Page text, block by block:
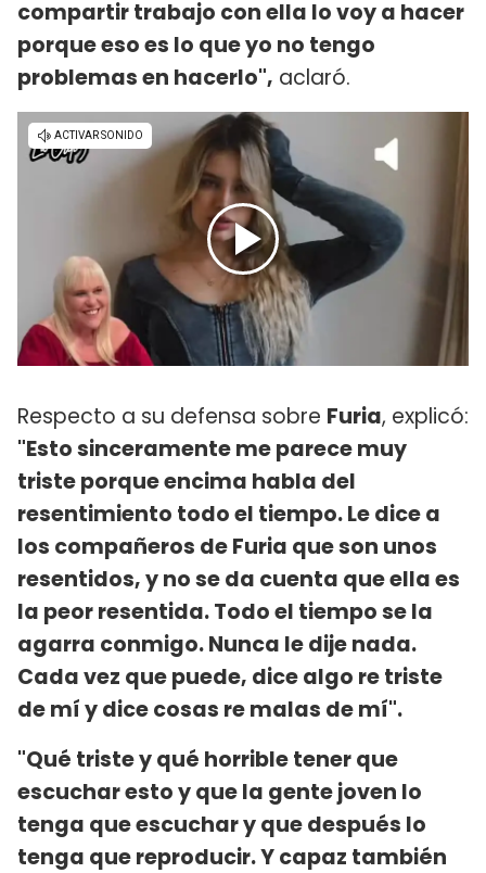
compartir trabajo con ella lo voy a hacer
porque eso es lo que yo no tengo
problemas en hacerlo", aclaró.
Respecto a su defensa sobre Furia, explicó:
"Esto sinceramente me parece muy
triste porque encima habla del
resentimiento todo el tiempo. Le dice a
los compañeros de Furia que son unos
resentidos, y no se da cuenta que ella es
la peor resentida. Todo el tiempo se la
agarra conmigo. Nunca le dije nada.
Cada vez que puede, dice algo re triste
de mí y dice cosas re malas de mí".
"Qué triste y qué horrible tener que
escuchar esto y que la gente joven lo
tenga que escuchar y que después lo
tenga que reproducir. Y capaz también